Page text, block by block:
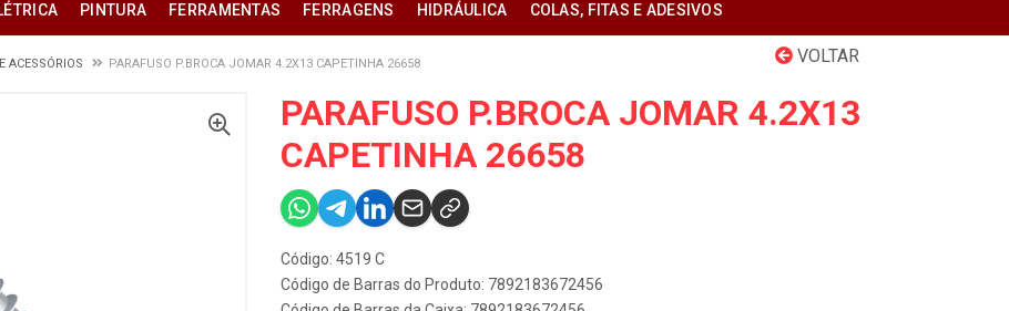
PINTURA FERRAMENTAS FERRAGENS HIDRÁULICA COLAS, FITAS E ADESIVOS
VOLTAR
ACESSÓRIOS PARAFUSO P.BROCA JOMAR 4.2X13 CAPETINHA 26658
PARAFUSO P.BROCA JOMAR 4.2X13
CAPETINHA 26658
Código: 4519 C
Código de Barras do Produto: 7892183672456